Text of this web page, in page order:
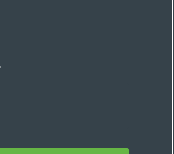
reservados.